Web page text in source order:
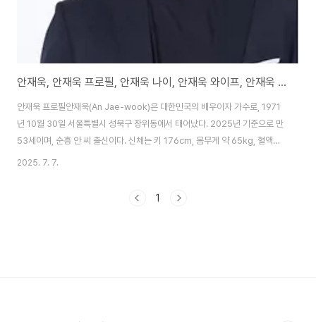
안재욱, 안재욱 프로필, 안재욱 나이, 안재욱 와이프, 안재욱 최진실
안재욱 프로필안재욱(An Jae-wook)은 대한민국의 배우이자 가수로, 1971
년 10월 30일 서울특별시 성북구 장위동에서 태어났다. 2025년 기준으로 만
53세이며, 순흥 안 씨 출신이다. 신체는 키 176cm, 몸무게 약 65kg, 혈액형
A형으로 알려져 있다. 학력은 서울월곡초등학교, 신창중학교, 경동고등학교를
정대학원 사회복지학 석사과정에 입학했으나 현재 휴학 중이다. 가족으로는 부
2025. 7. 7.
1